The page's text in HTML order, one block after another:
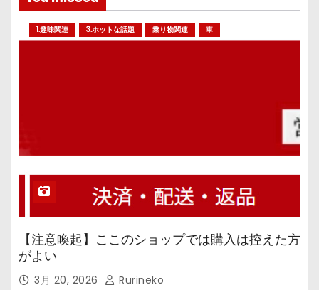
1.趣味関連 3.ホットな話題 乗り物関連 車
【注意喚起】ここのショップでは購入は控えた方
がよい
3月 20, 2026 Rurineko